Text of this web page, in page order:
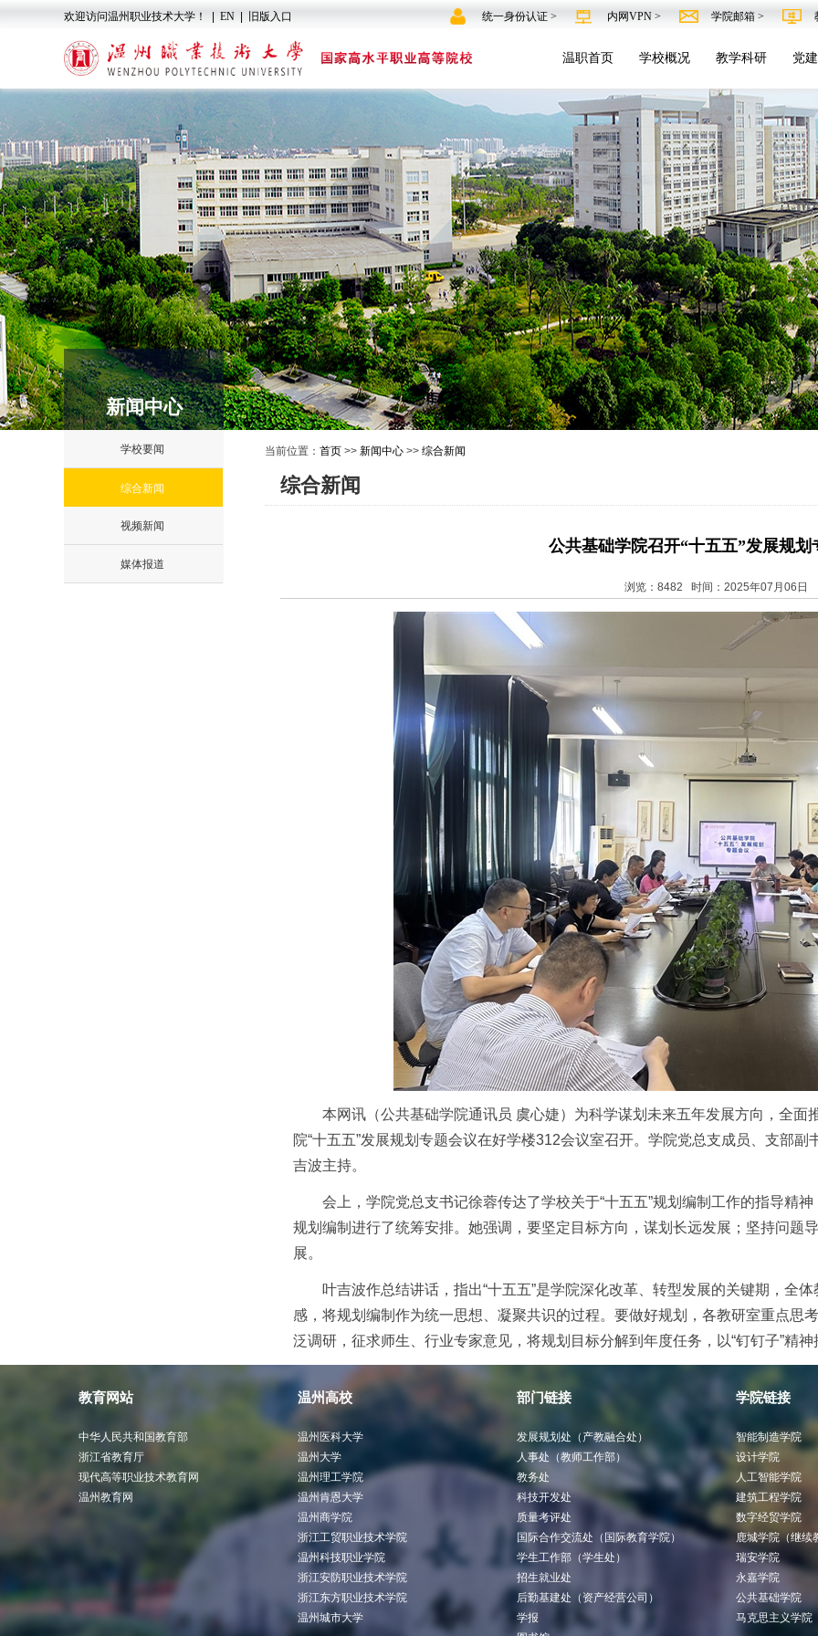
欢迎访问温州职业技术大学！ EN 旧版入口 统一身份认证 > 内网VPN > 学院邮箱 >
温职首页 学校概况 教学科研 党
新闻中心
学校要闻
综合新闻
视频新闻
媒体报道
当前位置： 首页 >> 新闻中心 >> 综合新闻
综合新闻
公共基础学院召开“十五五”发展规划
浏览：8482 时间：2025年07月06日
本网讯（公共基础学院通讯员 虞心婕）为科学谋划未来五年发展方向，全
院“十五五”发展规划专题会议在好学楼312会议室召开。学院党总支成员、支部
吉波主持。
会上，学院党总支书记徐蓉传达了学校关于“十五五”规划编制工作的指导精神
规划编制进行了统筹安排。她强调，要坚定目标方向，谋划长远发展；坚持问题
展。
叶吉波作总结讲话，指出“十五五”是学院深化改革、转型发展的关键期，全体
感，将规划编制作为统一思想、凝聚共识的过程。要做好规划，各教研室重点思
泛调研，征求师生、行业专家意见，将规划目标分解到年度任务，以“钉钉子”精
教育网站
中华人民共和国教育部
浙江省教育厅
现代高等职业技术教育网
温州教育网
温州高校
温州医科大学
温州大学
温州理工学院
温州肯恩大学
温州商学院
浙江工贸职业技术学院
温州科技职业学院
浙江安防职业技术学院
浙江东方职业技术学院
温州城市大学
部门链接
发展规划处（产教融合处）
人事处（教师工作部）
教务处
科技开发处
质量考评处
国际合作交流处（国际教育学院）
学生工作部（学生处）
招生就业处
后勤基建处（资产经营公司）
学报
学院链接
智能制造学院
设计学院
人工智能学院
建筑工程学院
数字经贸学院
鹿城学院（继续
瑞安学院
永嘉学院
公共基础学院
马克思主义学院